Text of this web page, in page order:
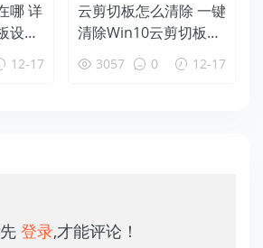
哪 详
设置
12-17
云剪切板怎么清除 一键
清除Win10云剪切板方
法 3057 0 12-17
登录,才能评论！